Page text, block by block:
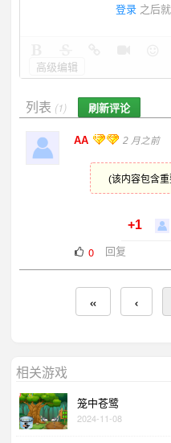
登录 之后
高级编辑
列表 (1) 刷新评论
AA 2 月之前
(该内容包含
+1
0 回复
« ‹
相关游戏
笼中苍鹭
2024-11-08